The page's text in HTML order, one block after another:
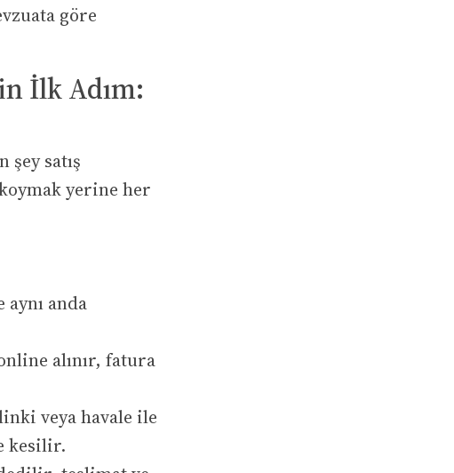
göre
İlk Adım:
satış
yerine her
anda
alınır, fatura
veya havale ile
kesilir.